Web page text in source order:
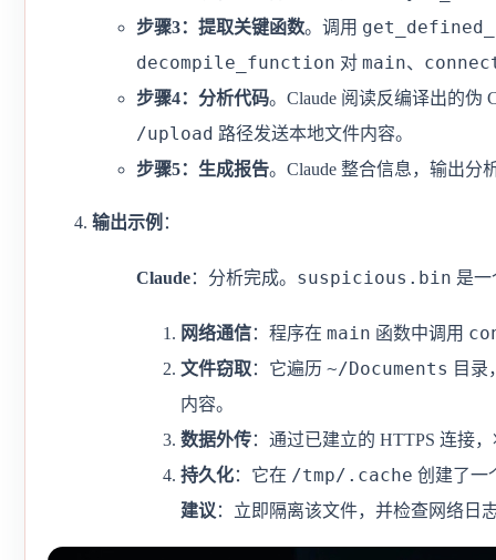
步骤3：提取关键函数。调用
decompile_function 对 main、
步骤4：分析代码。Claude 阅读反编译出的伪
/upload 路径发送本地文件内容。
步骤5：生成报告。Claude 整合信息，输出分
输出示例 ：
Claude：分析完成。 suspicious.bin 是
网络通信：程序在 main 函数中调用
文件窃取：它遍历 ~/Documents 目录
内容。
数据外传：通过已建立的 HTTPS 连接
持久化：它在 /tmp/.cache 创建了一
建议 ：立即隔离该文件，并检查网络日